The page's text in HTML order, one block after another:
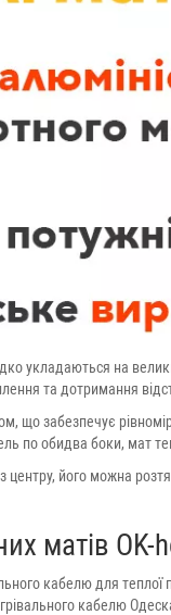
укладаються на
та дотримання
що забезпечує
по обидва боки, мат
з центру, його можна
матів OK-
кабелю для теплої
кабелю